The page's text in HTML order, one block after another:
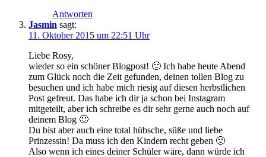
Antworten
Jasmin sagt:
11. Oktober 2015 um 22:51 Uhr
Liebe Rosy,
wieder so ein schöner Blogpost! 🙂 Ich habe heute Abend
zum Glück noch die Zeit gefunden, deinen tollen Blog zu
besuchen und ich habe mich riesig auf diesen herbstlichen
Post gefreut. Das habe ich dir ja schon bei Instagram
mitgeteilt, aber ich schreibe es dir sehr gerne auch noch auf
deinem Blog 🙂
Du bist aber auch eine total hübsche, süße und liebe
Prinzessin! Da muss ich den Kindern recht geben 🙂
Also wenn ich eines deiner Schüler wäre, dann würde ich